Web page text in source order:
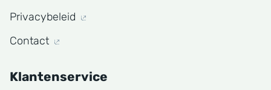
Privacybeleid
Contact
Klantenservice